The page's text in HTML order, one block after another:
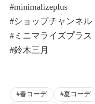
#minimalizeplus
#ショップチャンネル
#ミニマライズプラス
#鈴木三月
春コーデ 夏コーデ